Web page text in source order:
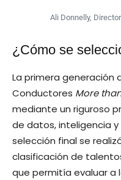
Ali Donnelly,
¿Cómo se
La primera generación
Conductores More
mediante un riguroso
de datos, inteligencia
selección final se
clasificación de
que permitía evaluar a